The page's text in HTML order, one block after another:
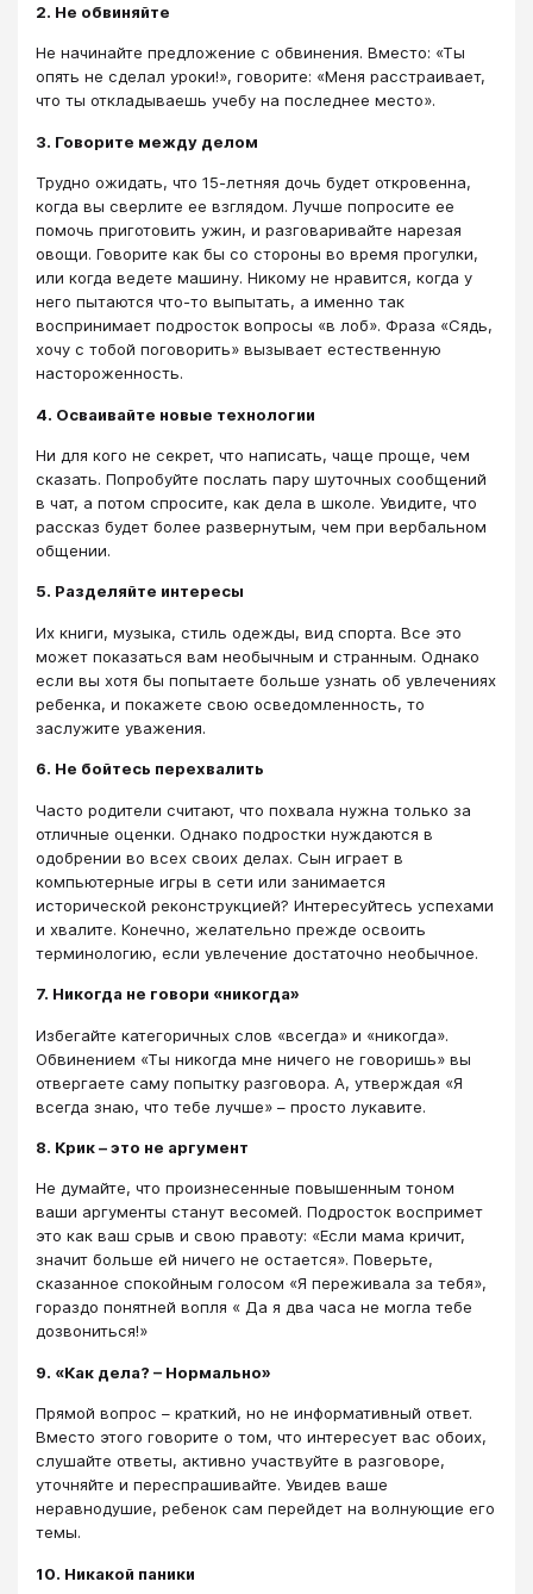
2. Не обвиняйте
Не начинайте предложение с обвинения. Вместо: «Ты
опять не сделал уроки!», говорите: «Меня расстраивает,
что ты откладываешь учебу на последнее место».
3. Говорите между делом
Трудно ожидать, что 15-летняя дочь будет откровенна,
когда вы сверлите ее взглядом. Лучше попросите ее
помочь приготовить ужин, и разговаривайте нарезая
овощи. Говорите как бы со стороны во время прогулки,
или когда ведете машину. Никому не нравится, когда у
него пытаются что-то выпытать, а именно так
воспринимает подросток вопросы «в лоб». Фраза «Сядь,
хочу с тобой поговорить» вызывает естественную
настороженность.
4. Осваивайте новые технологии
Ни для кого не секрет, что написать, чаще проще, чем
сказать. Попробуйте послать пару шуточных сообщений
в чат, а потом спросите, как дела в школе. Увидите, что
рассказ будет более развернутым, чем при вербальном
общении.
5. Разделяйте интересы
Их книги, музыка, стиль одежды, вид спорта. Все это
может показаться вам необычным и странным. Однако
если вы хотя бы попытаете больше узнать об увлечениях
ребенка, и покажете свою осведомленность, то
заслужите уважения.
6. Не бойтесь перехвалить
Часто родители считают, что похвала нужна только за
отличные оценки. Однако подростки нуждаются в
одобрении во всех своих делах. Сын играет в
компьютерные игры в сети или занимается
исторической реконструкцией? Интересуйтесь успехами
и хвалите. Конечно, желательно прежде освоить
терминологию, если увлечение достаточно необычное.
7. Никогда не говори «никогда»
Избегайте категоричных слов «всегда» и «никогда».
Обвинением «Ты никогда мне ничего не говоришь» вы
отвергаете саму попытку разговора. А, утверждая «Я
всегда знаю, что тебе лучше» – просто лукавите.
8. Крик – это не аргумент
Не думайте, что произнесенные повышенным тоном
ваши аргументы станут весомей. Подросток воспримет
это как ваш срыв и свою правоту: «Если мама кричит,
значит больше ей ничего не остается». Поверьте,
сказанное спокойным голосом «Я переживала за тебя»,
гораздо понятней вопля « Да я два часа не могла тебе
дозвониться!»
9. «Как дела? – Нормально»
Прямой вопрос – краткий, но не информативный ответ.
Вместо этого говорите о том, что интересует вас обоих,
слушайте ответы, активно участвуйте в разговоре,
уточняйте и переспрашивайте. Увидев ваше
неравнодушие, ребенок сам перейдет на волнующие его
темы.
10. Никакой паники